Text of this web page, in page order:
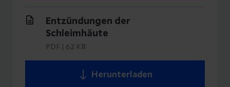
Entzündungen der
Schleimhäute
PDF 62 KB
Herunterladen